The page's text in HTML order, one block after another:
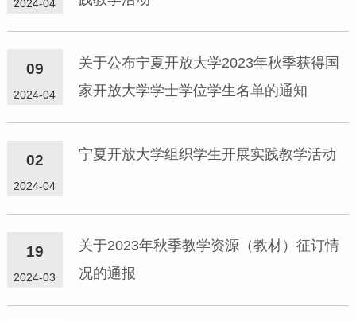
2024-04
09
2024-04
关于公布宁夏开放大学2023年秋季获得国
家开放大学学士学位学生名单的通知
02
2024-04
宁夏开放大学组织学生开展实践教学活动
19
2024-03
关于2023年秋季教学资源（教材）征订情
况的通报